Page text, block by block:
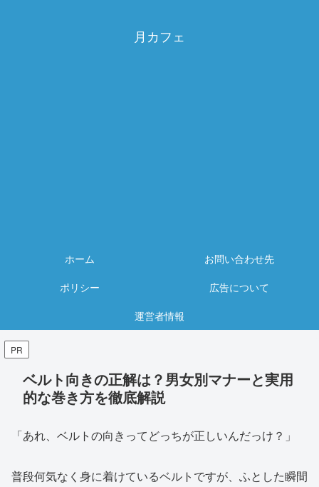
月カフェ
ホーム
お問い合わせ先
ポリシー
広告について
運営者情報
PR
ベルト向きの正解は？男女別マナーと実用
的な巻き方を徹底解説
「あれ、ベルトの向きってどっちが正しいんだっけ？」
普段何気なく身に着けているベルトですが、ふとした瞬間